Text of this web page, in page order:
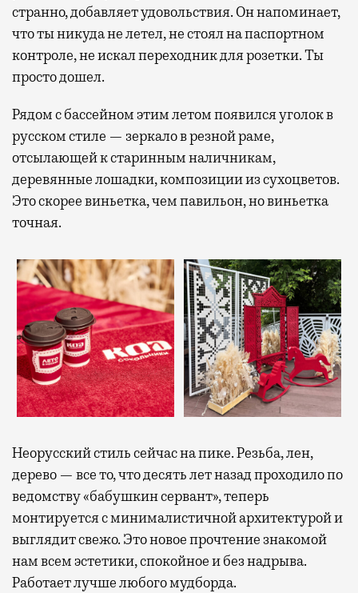
странно, добавляет удовольствия. Он напоминает,
что ты никуда не летел, не стоял на паспортном
контроле, не искал переходник для розетки. Ты
просто дошел.
Рядом с бассейном этим летом появился уголок в
русском стиле — зеркало в резной раме,
отсылающей к старинным наличникам,
деревянные лошадки, композиции из сухоцветов.
Это скорее виньетка, чем павильон, но виньетка
точная.
Неорусский стиль сейчас на пике. Резьба, лен,
дерево — все то, что десять лет назад проходило по
ведомству «бабушкин сервант», теперь
монтируется с минималистичной архитектурой и
выглядит свежо. Это новое прочтение знакомой
нам всем эстетики, спокойное и без надрыва.
Работает лучше любого мудборда.